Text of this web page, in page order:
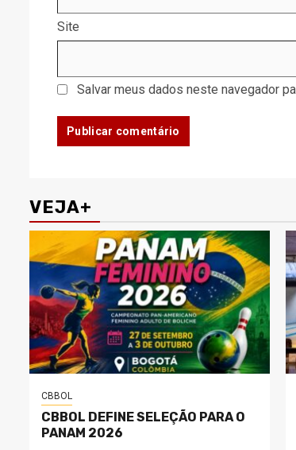
Site
Salvar meus dados neste navegador
VEJA+
CBBOL
CBBOL DEFINE SELEÇÃO PARA O
PANAM 2026